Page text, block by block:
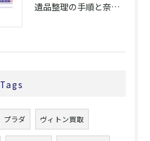
遺品整理の手順と奈良県橿原市で無駄なく片付ける方法とごみ処分ポイント
Tags
プラダ ヴィトン買取